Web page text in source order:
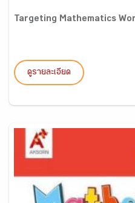
Targeting Mathematics
ดูรายละเอียด